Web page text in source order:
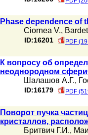
Phase dependence of
Ciornea V.,
ID:16201 PDF
К вопросу об
неоднородном
Шалашов А.Г.,
ID:16179 PDF
Поворот пучка
кристаллов,
Бритвич Г.И.,